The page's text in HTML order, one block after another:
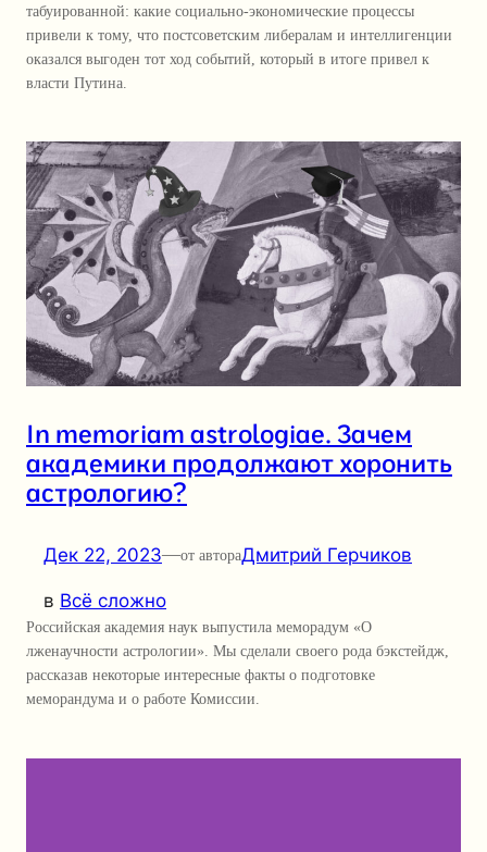
табуированной: какие социально-экономические процессы
привели к тому, что постсоветским либералам и интеллигенции
оказался выгоден тот ход событий, который в итоге привел к
власти Путина.
In memoriam astrologiae. Зачем
академики продолжают хоронить
астрологию?
Дек 22, 2023—от автораДмитрий Герчиков
в Всё сложно
Российская академия наук выпустила меморадум «О
лженаучности астрологии». Мы сделали cвоего рода бэкстейдж,
рассказав некоторые интересные факты о подготовке
меморандума и о работе Комиссии.